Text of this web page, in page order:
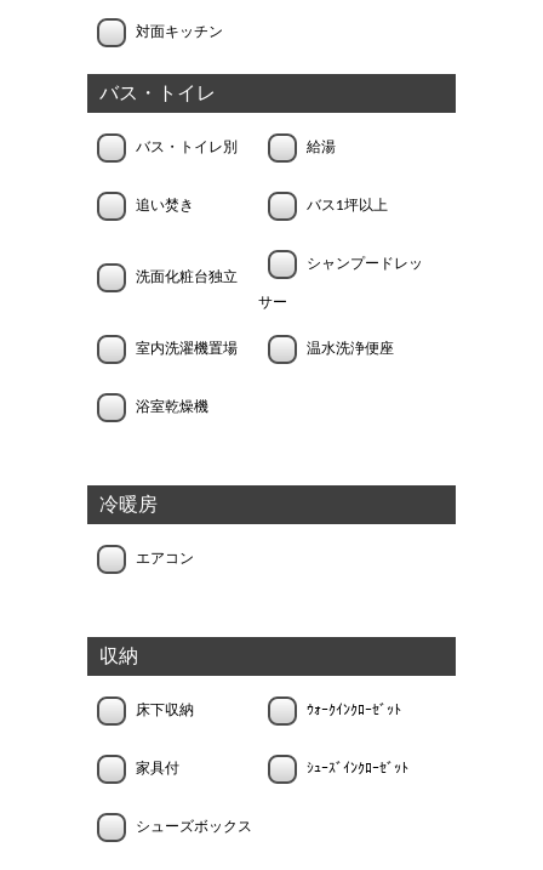
対面キッチン
バス・トイレ
バス・トイレ別 給湯
追い焚き バス1坪以上
洗面化粧台独立
シャンプードレッ
サー
室内洗濯機置場 温水洗浄便座
浴室乾燥機
冷暖房
エアコン
収納
床下収納 ｳｫｰｸｲﾝｸﾛｰｾﾞｯﾄ
家具付 ｼｭｰｽﾞｲﾝｸﾛｰｾﾞｯﾄ
シューズボックス